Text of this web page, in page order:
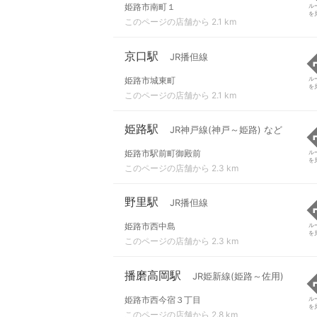
姫路市南町１
このページの店舗から 2.1 km
ル
を
京口駅 JR播但線
姫路市城東町
このページの店舗から 2.1 km
ル
を
姫路駅 JR神戸線(神戸～姫路) など
姫路市駅前町御殿前
このページの店舗から 2.3 km
ル
を
野里駅 JR播但線
姫路市西中島
このページの店舗から 2.3 km
ル
を
播磨高岡駅 JR姫新線(姫路～佐用)
姫路市西今宿３丁目
このページの店舗から 2.8 km
ル
を